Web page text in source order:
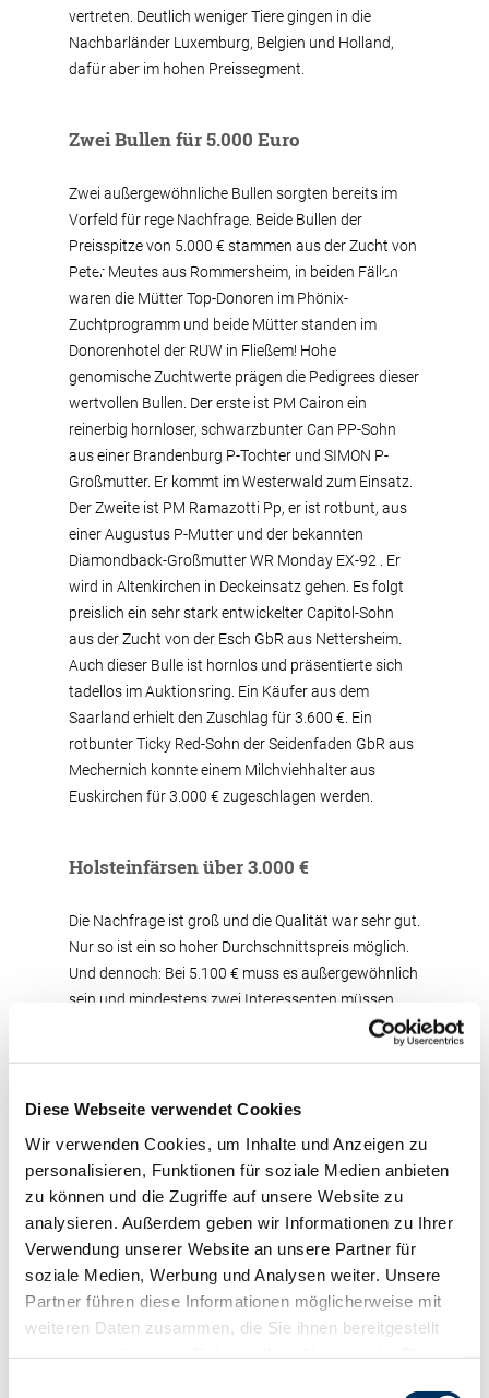
Diese Webseite verwendet Cookies
Wir verwenden Cookies, um Inhalte und Anzeigen zu
personalisieren, Funktionen für soziale Medien anbieten
zu können und die Zugriffe auf unsere Website zu
analysieren. Außerdem geben wir Informationen zu Ihrer
Verwendung unserer Website an unsere Partner für
soziale Medien, Werbung und Analysen weiter. Unsere
Partner führen diese Informationen möglicherweise mit
weiteren Daten zusammen, die Sie ihnen bereitgestellt
vertreten. Deutlich weniger Tiere gingen in die
Nachbarländer Luxemburg, Belgien und Holland,
dafür aber im hohen Preissegment.
Zwei Bullen für 5.000 Euro
Zwei außergewöhnliche Bullen sorgten bereits im
Vorfeld für rege Nachfrage. Beide Bullen der
Preisspitze von 5.000 € stammen aus der Zucht von
Peter Meutes aus Rommersheim, in beiden Fällen
waren die Mütter Top-Donoren im Phönix-
Zuchtprogramm und beide Mütter standen im
Donorenhotel der RUW in Fließem! Hohe
genomische Zuchtwerte prägen die Pedigrees dieser
wertvollen Bullen. Der erste ist PM Cairon ein
reinerbig hornloser, schwarzbunter Can PP-Sohn
aus einer Brandenburg P-Tochter und SIMON P-
Großmutter. Er kommt im Westerwald zum Einsatz.
Der Zweite ist PM Ramazotti Pp, er ist rotbunt, aus
einer Augustus P-Mutter und der bekannten
Diamondback-Großmutter WR Monday EX-92 . Er
wird in Altenkirchen in Deckeinsatz gehen. Es folgt
preislich ein sehr stark entwickelter Capitol-Sohn
aus der Zucht von der Esch GbR aus Nettersheim.
Auch dieser Bulle ist hornlos und präsentierte sich
tadellos im Auktionsring. Ein Käufer aus dem
Saarland erhielt den Zuschlag für 3.600 €. Ein
rotbunter Ticky Red-Sohn der Seidenfaden GbR aus
Mechernich konnte einem Milchviehhalter aus
Euskirchen für 3.000 € zugeschlagen werden.
Holsteinfärsen über 3.000 €
Die Nachfrage ist groß und die Qualität war sehr gut.
Nur so ist ein so hoher Durchschnittspreis möglich.
Und dennoch: Bei 5.100 € muss es außergewöhnlich
sein und mindestens zwei Interessenten müssen
den Willen haben sie zu bekommen – SSM Kim!
Diese herausragende schwarzbunte Holsteinfärse
COSINUS. Ihr Züchter, Stefan Struben aus Dahlem
SSM Kim in allen Belangen zu überzeugen. Nach
spannendem Bieterduell wurde sie einem Züchter
aus Luxemburg zugeschlagen. Preislich folgte mit
4.900 € eine DUBLIN-Tochter, PM Biggi, der
Meuteshof eGbR, Rommersheim. Sie reist genau wie
ihre Stallgefährtin PM Nicole (von GIGOLO;
Zuschlagspreis 4.100 €) nach Luxemburg. Die
nächste Meutes-Färse ist von Clapton und wechselt